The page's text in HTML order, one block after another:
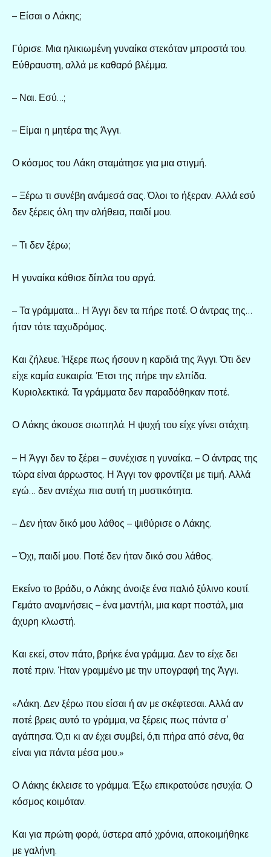
– Είσαι ο Λάκης;
Γύρισε. Μια ηλικιωμένη γυναίκα στεκόταν μπροστά του.
Εύθραυστη, αλλά με καθαρό βλέμμα.
– Ναι. Εσύ…;
– Είμαι η μητέρα της Άγγι.
Ο κόσμος του Λάκη σταμάτησε για μια στιγμή.
– Ξέρω τι συνέβη ανάμεσά σας. Όλοι το ήξεραν. Αλλά εσύ
δεν ξέρεις όλη την αλήθεια, παιδί μου.
– Τι δεν ξέρω;
Η γυναίκα κάθισε δίπλα του αργά.
– Τα γράμματα… Η Άγγι δεν τα πήρε ποτέ. Ο άντρας της…
ήταν τότε ταχυδρόμος.
Και ζήλευε. Ήξερε πως ήσουν η καρδιά της Άγγι. Ότι δεν
είχε καμία ευκαιρία. Έτσι της πήρε την ελπίδα.
Κυριολεκτικά. Τα γράμματα δεν παραδόθηκαν ποτέ.
Ο Λάκης άκουσε σιωπηλά. Η ψυχή του είχε γίνει στάχτη.
– Η Άγγι δεν το ξέρει – συνέχισε η γυναίκα. – Ο άντρας της
τώρα είναι άρρωστος. Η Άγγι τον φροντίζει με τιμή. Αλλά
εγώ… δεν αντέχω πια αυτή τη μυστικότητα.
– Δεν ήταν δικό μου λάθος – ψιθύρισε ο Λάκης.
– Όχι, παιδί μου. Ποτέ δεν ήταν δικό σου λάθος.
Εκείνο το βράδυ, ο Λάκης άνοιξε ένα παλιό ξύλινο κουτί.
Γεμάτο αναμνήσεις – ένα μαντήλι, μια καρτ ποστάλ, μια
άχυρη κλωστή.
Και εκεί, στον πάτο, βρήκε ένα γράμμα. Δεν το είχε δει
ποτέ πριν. Ήταν γραμμένο με την υπογραφή της Άγγι.
«Λάκη. Δεν ξέρω που είσαι ή αν με σκέφτεσαι. Αλλά αν
ποτέ βρεις αυτό το γράμμα, να ξέρεις πως πάντα σ’
αγάπησα. Ό,τι κι αν έχει συμβεί, ό,τι πήρα από σένα, θα
είναι για πάντα μέσα μου.»
Ο Λάκης έκλεισε το γράμμα. Έξω επικρατούσε ησυχία. Ο
κόσμος κοιμόταν.
Και για πρώτη φορά, ύστερα από χρόνια, αποκοιμήθηκε
με γαλήνη.